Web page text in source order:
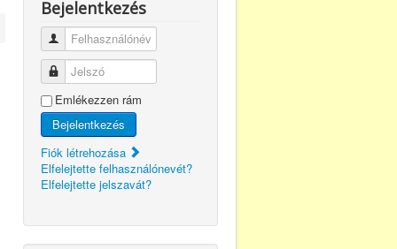
Bejelentkezés
Felhasználónév
Jelszó
Emlékezzen rám
Bejelentkezés
Fiók létrehozása
Elfelejtette felhasználónevét?
Elfelejtette jelszavát?